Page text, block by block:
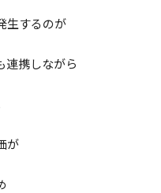
生するのが
連携しながら
が